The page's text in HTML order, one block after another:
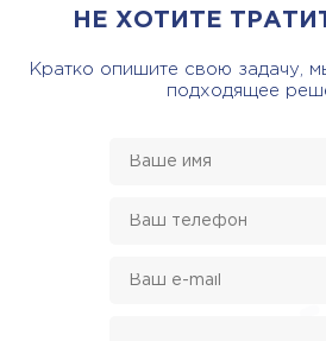
НЕ ХОТИТЕ
Кратко опишите свою задачу,
подходящее